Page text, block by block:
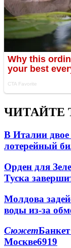
ЧИТАЙТЕ
В Италии
лотерейный
Орден для
Туска
Молдова
воды из-за
Сюжет
Москве6919